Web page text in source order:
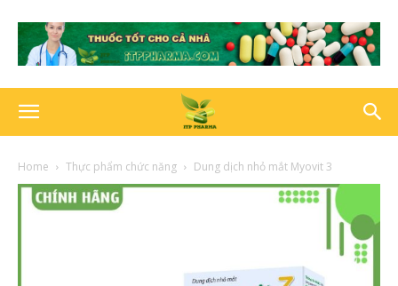
Home Thực phẩm chức năng Dung dịch nhỏ mắt Myovit 3